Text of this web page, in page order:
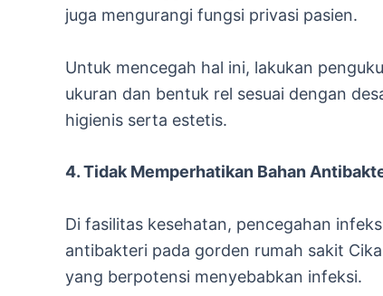
juga mengurangi fungsi privasi pasien.
Untuk mencegah hal ini, lakukan
ukuran dan bentuk rel sesuai dengan
higienis serta estetis.
4. Tidak Memperhatikan Bahan
Di fasilitas kesehatan, pencegahan
antibakteri pada gorden rumah sakit
yang berpotensi menyebabkan infeksi.